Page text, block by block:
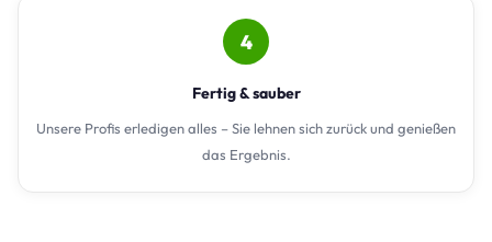
4
Fertig & sauber
Unsere Profis erledigen alles – Sie lehnen sich zurück und genießen
das Ergebnis.